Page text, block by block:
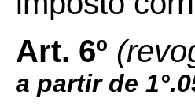
Art. 6º
a partir de